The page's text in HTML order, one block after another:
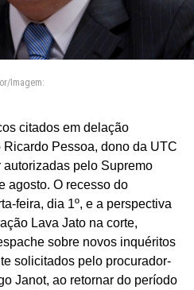
Imagem:
citados em delação
Pessoa, dono da UTC
pelo Supremo
agosto. O recesso do
feira, dia 1º, e a perspectiva
Lava Jato na corte,
sobre novos inquéritos
solicitados pelo procurador-
Janot, ao retornar do período